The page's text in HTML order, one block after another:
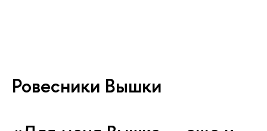
Ровесники Вышки